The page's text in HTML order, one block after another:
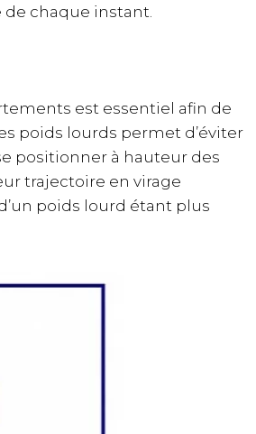
chaque instant.
est essentiel afin de
poids lourds permet d’éviter
positionner à hauteur des
trajectoire en virage
poids lourd étant plus